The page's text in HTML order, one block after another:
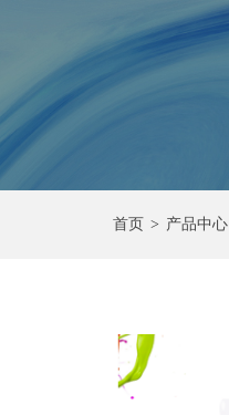
首页 > 产品中心